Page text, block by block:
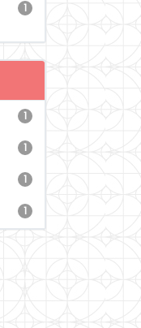
1
1
1
1
1